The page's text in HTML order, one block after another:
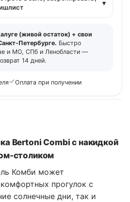
▾
(живой остаток) + свои
Петербурге. Быстро
и МО, СПб и Ленобласти —
14 дней.
Оплата при получении
Bertoni Combi с накидкой
столиком
Комби может
прогулок с
солнечные дни, так и